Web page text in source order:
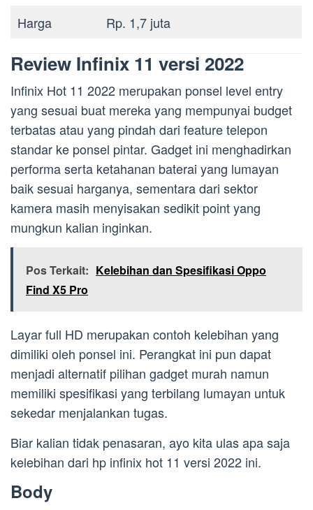
Harga
Rp. 1,7 juta
Review Infinix 11 versi 2022
Infinix Hot 11 2022 merupakan ponsel level entry
yang sesuai buat mereka yang mempunyai budget
terbatas atau yang pindah dari feature telepon
standar ke ponsel pintar. Gadget ini menghadirkan
performa serta ketahanan baterai yang lumayan
baik sesuai harganya, sementara dari sektor
kamera masih menyisakan sedikit point yang
mungkun kalian inginkan.
Pos Terkait: Kelebihan dan Spesifikasi Oppo
Find X5 Pro
Layar full HD merupakan contoh kelebihan yang
dimiliki oleh ponsel ini. Perangkat ini pun dapat
menjadi alternatif pilihan gadget murah namun
memiliki spesifikasi yang terbilang lumayan untuk
sekedar menjalankan tugas.
Biar kalian tidak penasaran, ayo kita ulas apa saja
kelebihan dari hp infinix hot 11 versi 2022 ini.
Body